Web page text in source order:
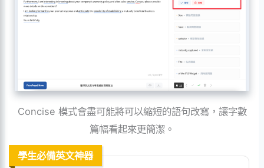
Concise 模式會盡可能將可以縮短的語句改寫，讓字數
篇幅看起來更簡潔。
學生必備英文神器